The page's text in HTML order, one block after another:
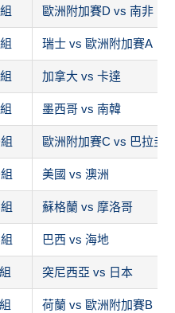
歐洲附加賽D vs 南非
瑞士 vs 歐洲附加賽A
加拿大 vs 卡達
墨西哥 vs 南韓
歐洲附加賽C vs 巴拉圭
美國 vs 澳洲
蘇格蘭 vs 摩洛哥
巴西 vs 海地
突尼西亞 vs 日本
荷蘭 vs 歐洲附加賽B